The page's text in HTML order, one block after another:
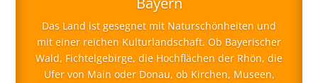
Das Land ist gesegnet mit Naturschönheiten und
mit einer reichen Kulturlandschaft. Ob Bayerischer
Wald, Fichtelgebirge, die Hochflächen der Rhön, die
Ufer von Main oder Donau, ob Kirchen, Museen,